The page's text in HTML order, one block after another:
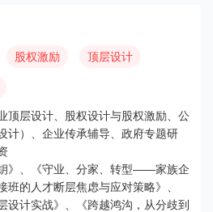
股权激励 顶层设计
顶层设计、股权设计与股权激励、公
计）、企业传承辅导、政府专题研
》、《守业、分家、转型——家族企
班的人才断层焦虑与应对策略》、
设计实战》、《跨越鸿沟，从分歧到